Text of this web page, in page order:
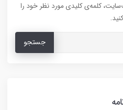
کلمه‌ی کلیدی مورد نظر خود را
جستجو